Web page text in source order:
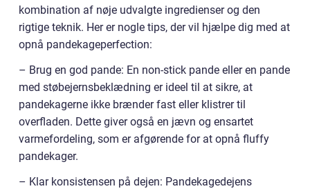
kombination af nøje udvalgte ingredienser og den
rigtige teknik. Her er nogle tips, der vil hjælpe dig med at
opnå pandekageperfection:
– Brug en god pande: En non-stick pande eller en pande
med støbejernsbeklædning er ideel til at sikre, at
pandekagerne ikke brænder fast eller klistrer til
overfladen. Dette giver også en jævn og ensartet
varmefordeling, som er afgørende for at opnå fluffy
pandekager.
– Klar konsistensen på dejen: Pandekagedejens